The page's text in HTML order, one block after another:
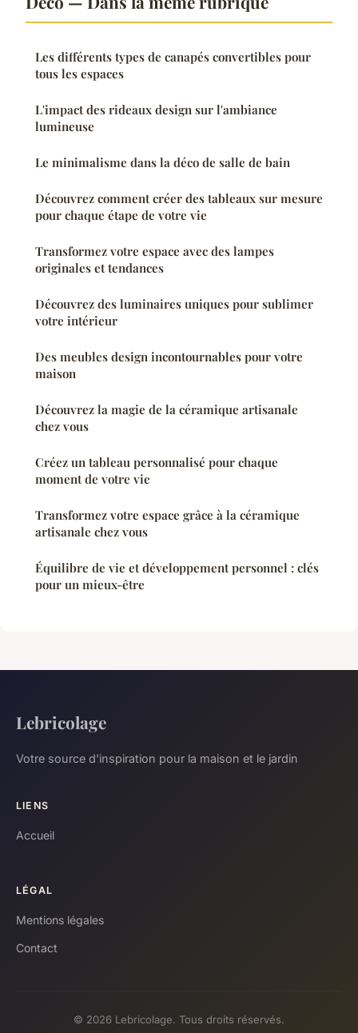
Les différents types de canapés convertibles pour
tous les espaces
L'impact des rideaux design sur l'ambiance
lumineuse
Le minimalisme dans la déco de salle de bain
Découvrez comment créer des tableaux sur mesure
pour chaque étape de votre vie
Transformez votre espace avec des lampes
originales et tendances
Découvrez des luminaires uniques pour sublimer
votre intérieur
Des meubles design incontournables pour votre
maison
Découvrez la magie de la céramique artisanale
chez vous
Créez un tableau personnalisé pour chaque
moment de votre vie
Transformez votre espace grâce à la céramique
artisanale chez vous
Équilibre de vie et développement personnel : clés
pour un mieux-être
Lebricolage
Votre source d'inspiration pour la maison et le jardin
LIENS
Accueil
LÉGAL
Mentions légales
Contact
© 2026 Lebricolage. Tous droits réservés.